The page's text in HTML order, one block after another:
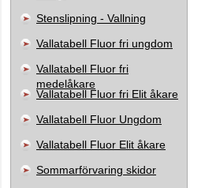
Stenslipning - Vallning
Vallatabell Fluor fri ungdom
Vallatabell Fluor fri
medelåkare
Vallatabell Fluor fri Elit åkare
Vallatabell Fluor Ungdom
Vallatabell Fluor Elit åkare
Sommarförvaring skidor